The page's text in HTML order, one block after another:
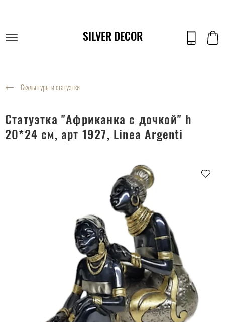
SILVER DECOR
Скульптуры и статуэтки
Статуэтка "Африканка с дочкой" h
20*24 см, арт 1927, Linea Argenti